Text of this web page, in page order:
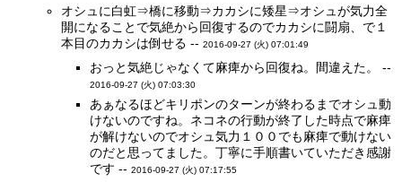
オシュに白虹⇒橋に移動⇒カカシに矮星⇒オシュが気力全
開になることで気絶から回復するのでカカシに闘扇、で１
本目のカカシは倒せる --2016-09-27 (火) 07:01:49
おっと気絶じゃなくて麻痺から回復ね。間違えた。 --
2016-09-27 (火) 07:03:30
あぁなるほどキリポンのターンが終わるまでオシュ動
けないのですね。ネコネの行動が終了した時点で麻痺
が解けないのでオシュ気力１００でも麻痺で動けない
のだと思ってました。丁寧に手順書いていただき感謝
です --2016-09-27 (火) 07:17:55